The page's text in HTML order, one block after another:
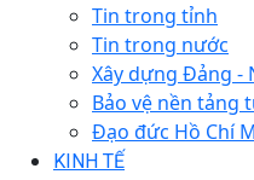
Tin trong tỉnh
Tin trong nước
Xây dựng Đảng -
Bảo vệ nền tảng
Đạo đức Hồ Chí
KINH TẾ